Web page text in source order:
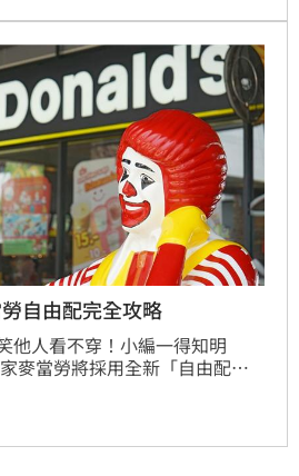
自由配完全攻略
他人看不穿！小編一得知明
麥當勞將採用全新「自由配」
位客倌精算出52種絕配搭法，
值組合法！快跟我一起來看看~